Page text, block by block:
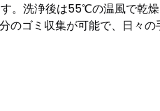
。洗浄後は55℃の温風で乾
のゴミ収集が可能で、日々の